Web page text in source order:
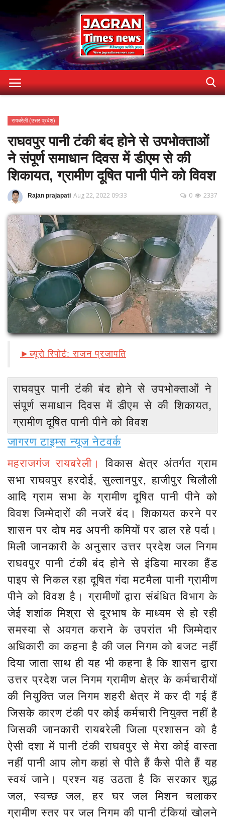
Contact
Gallery
Terms & Conditions
About US
privacy-policy
अन्य
रायबरेली (उत्तर प्रदेश)
लखनऊ
मुंबई
बड़ी खबर
अपराध
शिक्षा
Register
रायबरेली (उत्तर प्रदेश)
राघवपुर पानी टंकी बंद होने से उपभोक्ताओं
ने संपूर्ण समाधान दिवस में डीएम से की
शिकायत, ग्रामीण दूषित पानी पीने को विवश
Rajan prajapati Aug 22, 2022 09:33 2337
0
►ब्यूरो रिपोर्ट: राजन प्रजापति
राघवपुर पानी टंकी बंद होने से उपभोक्ताओं ने
संपूर्ण समाधान दिवस में डीएम से की शिकायत,
ग्रामीण दूषित पानी पीने को विवश
जागरण टाइम्स न्यूज नेटवर्क
महराजगंज रायबरेली।
विकास क्षेत्र अंतर्गत ग्राम
सभा राघवपुर हरदोई, सुल्तानपुर, हाजीपुर चिलौली
आदि ग्राम सभा के ग्रामीण दूषित पानी पीने को
विवश जिम्मेदारों की नजरें बंद। शिकायत करने पर
शासन पर दोष मढ अपनी कमियों पर डाल रहे पर्दा।
मिली जानकारी के अनुसार उत्तर प्रदेश जल निगम
राघवपुर पानी टंकी बंद होने से इंडिया मारका हैंड
पाइप से निकल रहा दूषित गंदा मटमैला पानी ग्रामीण
पीने को विवश है। ग्रामीणों द्वारा संबंधित विभाग के
जेई शशांक मिश्रा से दूरभाष के माध्यम से हो रही
समस्या से अवगत कराने के उपरांत भी जिम्मेदार
अधिकारी का कहना है की जल निगम को बजट नहीं
दिया जाता साथ ही यह भी कहना है कि शासन द्वारा
उत्तर प्रदेश जल निगम ग्रामीण क्षेत्र के कर्मचारीयों
की नियुक्ति जल निगम शहरी क्षेत्र में कर दी गई हैं
जिसके कारण टंकी पर कोई कर्मचारी नियुक्त नहीं है
जिसकी जानकारी रायबरेली जिला प्रशासन को है
ऐसी दशा में पानी टंकी राघवपुर से मेरा कोई वास्ता
नहीं पानी आप लोग कहां से पीते हैं कैसे पीते हैं यह
स्वयं जाने। प्रश्न यह उठता है कि सरकार शुद्ध
जल, स्वच्छ जल, हर घर जल मिशन चलाकर
ग्रामीण स्तर पर जल निगम की पानी टंकियां खोलने